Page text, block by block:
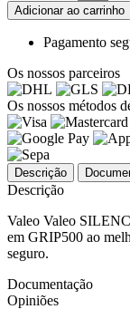
Adicionar ao carrinho
Pagamento
Os nossos parceiros
Os nossos métodos
Descrição
Descrição
Valeo Valeo
em GRIP500 ao
seguro.
Documentação
Opiniões